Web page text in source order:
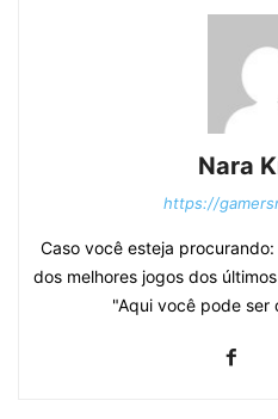
Nara
https://
Caso você esteja
dos melhores jogos dos
"Aqui você pode ser